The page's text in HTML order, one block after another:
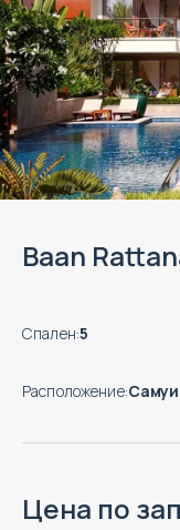
Baan
Спален:5
Расположение:
Цена по